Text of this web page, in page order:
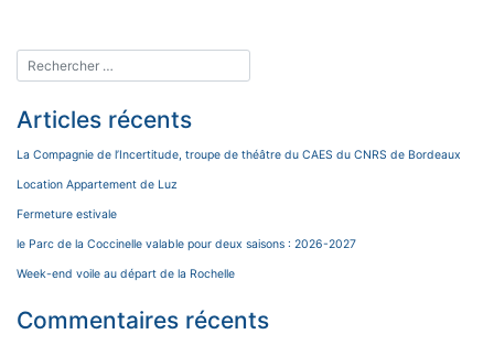
Articles récents
La Compagnie de l’Incertitude, troupe de théâtre du CAES du CNRS de Bordeaux
Location Appartement de Luz
Fermeture estivale
le Parc de la Coccinelle valable pour deux saisons : 2026-2027
Week-end voile au départ de la Rochelle
Commentaires récents